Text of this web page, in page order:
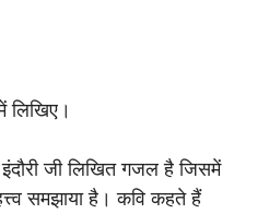
लिखिए।
जी लिखित गजल है जिसमें
समझाया है। कवि कहते हैं